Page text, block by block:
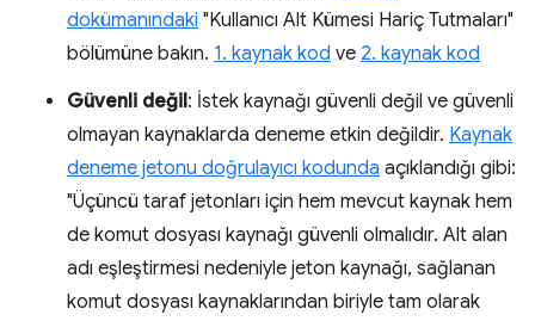
dokümanındaki "Kullanıcı Alt Kümesi Hariç Tutmaları"
bölümüne bakın. 1. kaynak kod ve 2. kaynak kod
Güvenli değil: İstek kaynağı güvenli değil ve güvenli
olmayan kaynaklarda deneme etkin değildir. Kaynak
deneme jetonu doğrulayıcı kodunda açıklandığı gibi:
"Üçüncü taraf jetonları için hem mevcut kaynak hem
de komut dosyası kaynağı güvenli olmalıdır. Alt alan
adı eşleştirmesi nedeniyle jeton kaynağı, sağlanan
komut dosyası kaynaklarından biriyle tam olarak